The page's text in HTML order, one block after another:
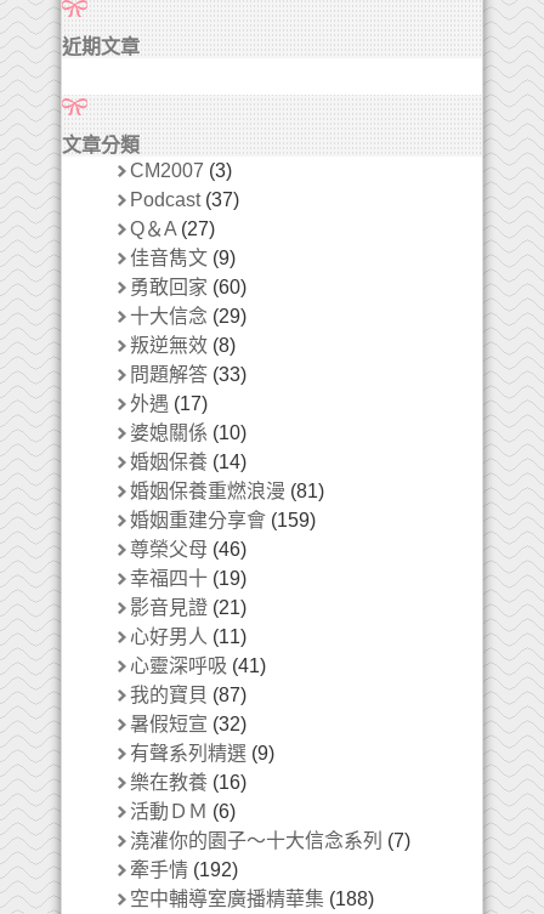
近期文章
文章分類
CM2007 (3)
Podcast(37)
Q＆A (27)
佳音雋文 (9)
勇敢回家 (60)
十大信念 (29)
叛逆無效 (8)
問題解答 (33)
外遇 (17)
婆媳關係 (10)
婚姻保養 (14)
婚姻保養重燃浪漫 (81)
婚姻重建分享會 (159)
尊榮父母 (46)
幸福四十 (19)
影音見證 (21)
心好男人 (11)
心靈深呼吸 (41)
我的寶貝 (87)
暑假短宣 (32)
有聲系列精選 (9)
樂在教養 (16)
活動ＤＭ (6)
澆灌你的園子～十大信念系列 (7)
牽手情 (192)
空中輔導室廣播精華集 (188)